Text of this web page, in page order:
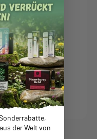
der Welt von